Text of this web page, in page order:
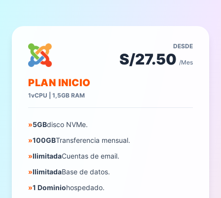
DESDE
S/27.50 /Mes
PLAN INICIO
1vCPU | 1,5GB RAM
»5GBdisco NVMe.
»100GBTransferencia mensual.
»IlimitadaCuentas de email.
»IlimitadaBase de datos.
»1 Dominiohospedado.